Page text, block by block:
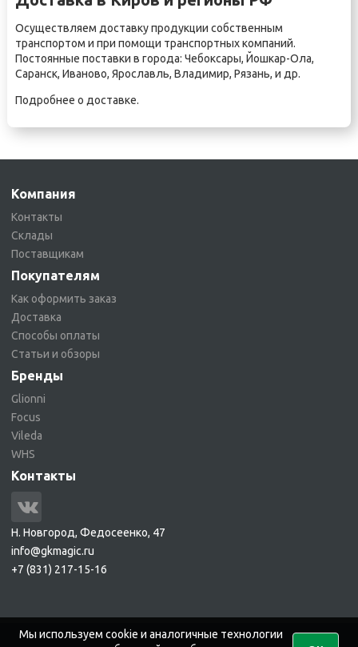
Осуществляем доставку продукции собственным
транспортом и при помощи транспортных компаний.
Постоянные поставки в города: Чебоксары, Йошкар-Ола,
Саранск, Иваново, Ярославль, Владимир, Рязань, и др.
Подробнее о доставке.
Компания
Контакты
Склады
Поставщикам
Покупателям
Как оформить заказ
Доставка
Способы оплаты
Статьи и обзоры
Бренды
Glionni
Focus
Vileda
WHS
Контакты
Н. Новгород, Федосеенко, 47
info@gkmagic.ru
+7 (831) 217-15-16
Мы используем cookie и аналогичные технологии